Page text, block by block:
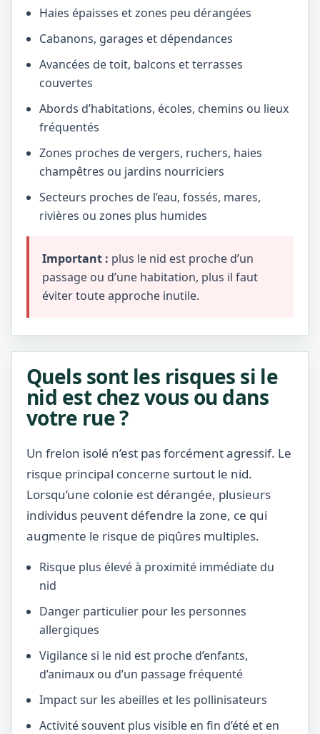
Haies épaisses et zones peu dérangées
Cabanons, garages et dépendances
Avancées de toit, balcons et terrasses
couvertes
Abords d’habitations, écoles, chemins ou lieux
fréquentés
Zones proches de vergers, ruchers, haies
champêtres ou jardins nourriciers
Secteurs proches de l’eau, fossés, mares,
rivières ou zones plus humides
Important : plus le nid est proche d’un
passage ou d’une habitation, plus il faut
éviter toute approche inutile.
Quels sont les risques si le
nid est chez vous ou dans
votre rue ?
Un frelon isolé n’est pas forcément agressif. Le
risque principal concerne surtout le nid.
Lorsqu’une colonie est dérangée, plusieurs
individus peuvent défendre la zone, ce qui
augmente le risque de piqûres multiples.
Risque plus élevé à proximité immédiate du
nid
Danger particulier pour les personnes
allergiques
Vigilance si le nid est proche d’enfants,
d’animaux ou d’un passage fréquenté
Impact sur les abeilles et les pollinisateurs
Activité souvent plus visible en fin d’été et en